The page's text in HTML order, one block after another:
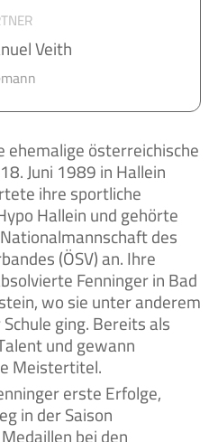
Veith
Juni 1989 in Hallein
ihre sportliche
Hallein und gehörte
des
(ÖSV) an. Ihre
Fenninger in Bad
wo sie unter anderem
ging. Bereits als
und gewann
Meistertitel.
erste Erfolge,
in der Saison